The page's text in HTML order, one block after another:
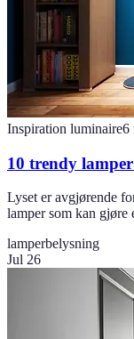
Inspiration luminaire6
10 trendy
Lyset er avgjørende
lamper som kan gjøre
lamperbelysning
Jul 26